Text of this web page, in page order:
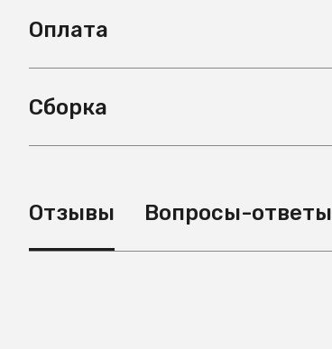
Оплата
Сборка
Отзывы Вопросы-ответы